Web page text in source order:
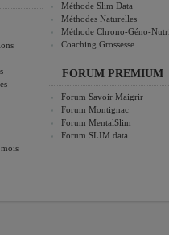
mois
Méthode Slim Data
Méthodes Naturelles
Méthode Chrono-Géno-
Coaching Grossesse
FORUM PREMIUM
Forum Savoir Maigrir
Forum Montignac
Forum MentalSlim
Forum SLIM data